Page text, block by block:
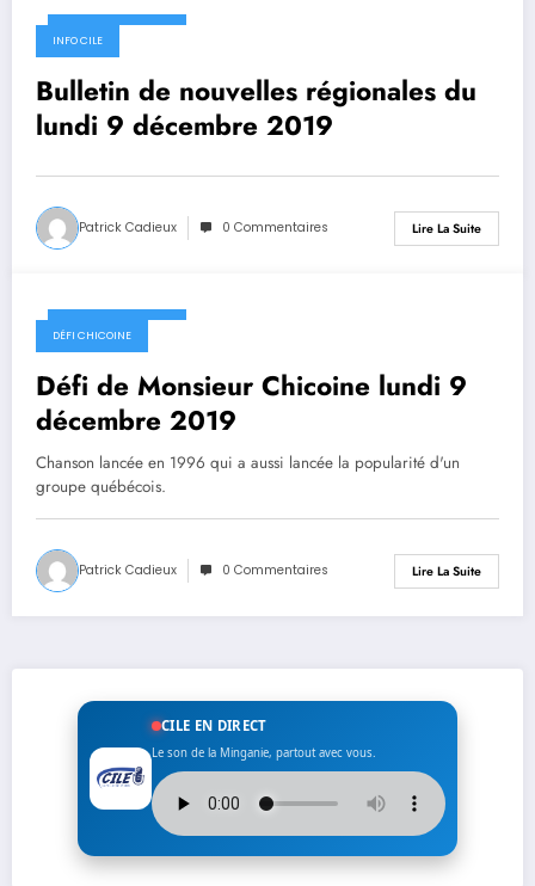
9 décembre 2019
INFO CILE
Bulletin de nouvelles régionales du
lundi 9 décembre 2019
Patrick Cadieux 0 Commentaires Lire La Suite
9 décembre 2019
DÉFI CHICOINE
Défi de Monsieur Chicoine lundi 9
décembre 2019
Chanson lancée en 1996 qui a aussi lancée la popularité d'un
groupe québécois.
Patrick Cadieux 0 Commentaires Lire La Suite
CILE EN DIRECT
Le son de la Minganie, partout avec vous.